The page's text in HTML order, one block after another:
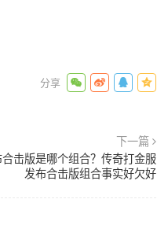
下一篇
击版是哪个组合？传奇打金服
发布合击版组合事实好欠好